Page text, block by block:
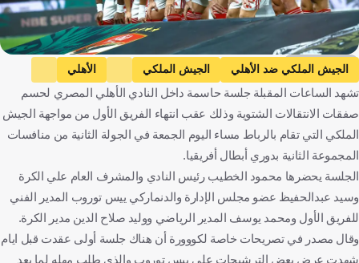
Getty Images
الجيش الملكي ضد الأهلي الجيش الملكي
الأهلي
دوري أبطال إفريقيا
يوسف بلعمري
الرجاء البيضاوي
أفيميكو بولولو
ياجييلونيا بياليوستوك مصر
المغرب
كرة قدم
تشهد الساعات المقبلة جلسة حاسمة داخل النادي الأهلي المصري لحسم
صفقات الانتقالات الشتوية وذلك عقب انتهاء الفريق الأول من مواجهة الجيش
الملكي التي تقام بالرباط مساء اليوم الجمعة في الجولة الثانية من منافسات
المجموعة الثانية بدوري أبطال أفريقيا.
الجلسة يحضرها محمود الخطيب رئيس النادي والمشرف العام علي الكرة
وسيد عبدالحفيظ عضو مجلس الإدارة والدنماركي ييس توروب المدير الفني
للفريق الأول ومحمد يوسف المدير الرياضي ووليد صلاح الدين مدير الكرة.
وقال مصدر في تصريحات خاصة لكووورة أن هناك جلسة أولى عقدت قبل ايام
شهدت عرض بعض الترشيحات علي ييس توروب والذي طلب مهله لما بعد